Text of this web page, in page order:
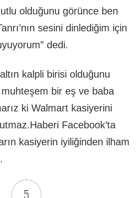
olduğunu görünce ben
sesini dinlediğim için
dedi.
kalpli birisi olduğunu
bir eş ve baba
ki Walmart kasiyerini
Facebook’ta
kasiyerin iyiliğinden ilham
5